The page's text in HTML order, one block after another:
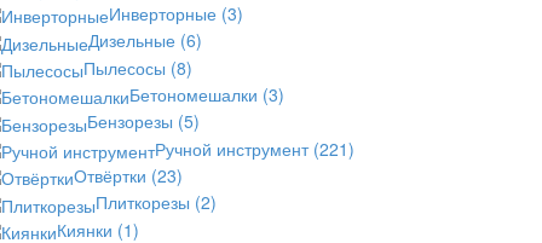
Инверторные (3)
Дизельные (6)
Пылесосы (8)
Бетономешалки (3)
Бензорезы (5)
Ручной инструмент (221)
Отвёртки (23)
Плиткорезы (2)
Киянки (1)